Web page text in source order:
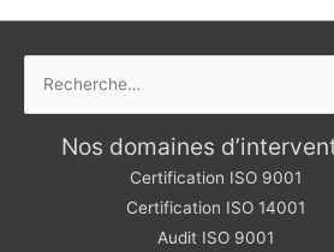
Nos domaines
Certification ISO 9001
Certification ISO 14001
Audit ISO 9001